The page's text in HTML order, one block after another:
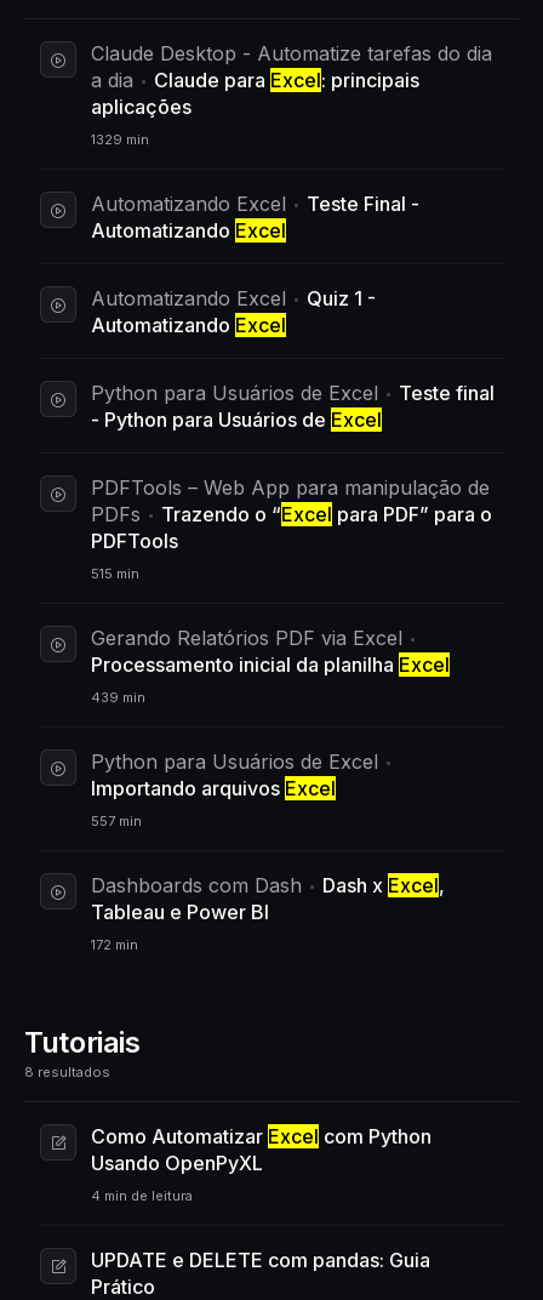
Claude Desktop - Automatize tarefas do dia
a dia
Claude para Excel: principais
aplicações
1329 min
Automatizando Excel
Teste Final -
Automatizando Excel
Automatizando Excel
Quiz 1 -
Automatizando Excel
Python para Usuários de Excel
Teste final
- Python para Usuários de Excel
PDFTools – Web App para manipulação de
PDFs
Trazendo o “Excel para PDF” para o
PDFTools
515 min
Gerando Relatórios PDF via Excel
Processamento inicial da planilha Excel
439 min
Python para Usuários de Excel
Importando arquivos Excel
557 min
Dashboards com Dash Dash x Excel,
Tableau e Power BI
172 min
Tutoriais
8 resultados
Como Automatizar Excel com Python
Usando OpenPyXL
4 min de leitura
UPDATE e DELETE com pandas: Guia
Prático